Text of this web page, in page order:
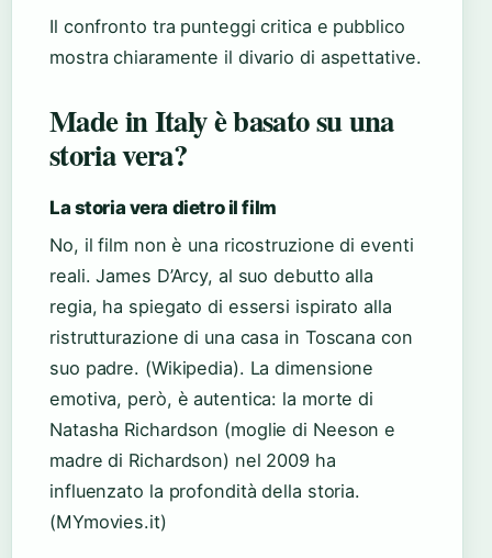
Il confronto tra punteggi critica e pubblico
mostra chiaramente il divario di aspettative.
Made in Italy è basato su una
storia vera?
La storia vera dietro il film
No, il film non è una ricostruzione di eventi
reali. James D’Arcy, al suo debutto alla
regia, ha spiegato di essersi ispirato alla
ristrutturazione di una casa in Toscana con
suo padre. (Wikipedia). La dimensione
emotiva, però, è autentica: la morte di
Natasha Richardson (moglie di Neeson e
madre di Richardson) nel 2009 ha
influenzato la profondità della storia.
(MYmovies.it)